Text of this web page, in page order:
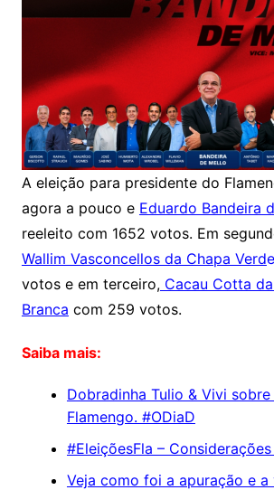
A eleição para presidente do
agora a pouco e Eduardo Bandeira
reeleito com 1652 votos. Em
Wallim Vasconcellos da Chapa Verde
votos e em terceiro,Cacau Cotta da
Branca com 259 votos.
Saiba mais:
Dobradinha Tulio & Vivi
Flamengo. #ODiaD
#EleiçõesFla –
Veja como foi a apuração e